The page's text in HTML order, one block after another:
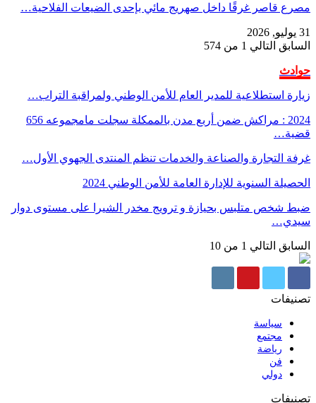
مصرع قاصر غرقًا داخل صهريج مائي بإحدى الضيعات الفلاحية…
31 يوليو, 2026
السابق التالي 1 من 574
حوادث
زيارة استطلاعية للمدير العام للأمن الوطني ولمراقبة التراب…
2024 : مراكش ضمن أربع مدن بالممكلة سجلت مامجموعه 656
قضية…
غرفة التجارة والصناعة والخدمات تنظم المنتدى الجهوي الأول…
الحصيلة السنوية للإدارة العامة للأمن الوطني 2024
ضبط شخص متلبس بحيازة و ترويج مخدر الشيرا على مستوى دوار
سيدي…
السابق التالي 1 من 10
تصنيفات
سياسة
مجتمع
رياضة
فن
دولي
تصنيفات